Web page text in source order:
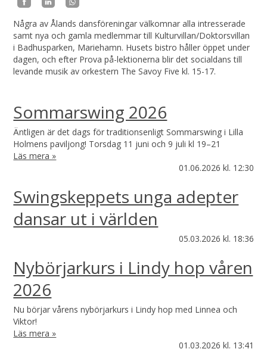
Några av Ålands dansföreningar välkomnar alla intresserade
samt nya och gamla medlemmar till Kulturvillan/Doktorsvillan
i Badhusparken, Mariehamn. Husets bistro håller öppet under
dagen, och efter Prova på-lektionerna blir det socialdans till
levande musik av orkestern The Savoy Five kl. 15-17.
Sommarswing 2026
Äntligen är det dags för traditionsenligt Sommarswing i Lilla
Holmens paviljong! Torsdag 11 juni och 9 juli kl 19–21
Läs mera »
01.06.2026 kl. 12:30
Swingskeppets unga adepter
dansar ut i världen
05.03.2026 kl. 18:36
Nybörjarkurs i Lindy hop våren
2026
Nu börjar vårens nybörjarkurs i Lindy hop med Linnea och
Viktor!
Läs mera »
01.03.2026 kl. 13:41